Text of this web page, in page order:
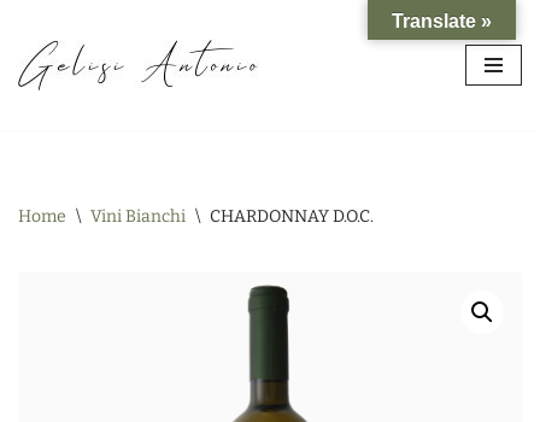
Vai
al
Home \ Vini Bianchi \ CHARDONNAY D.O.C.
Translate »